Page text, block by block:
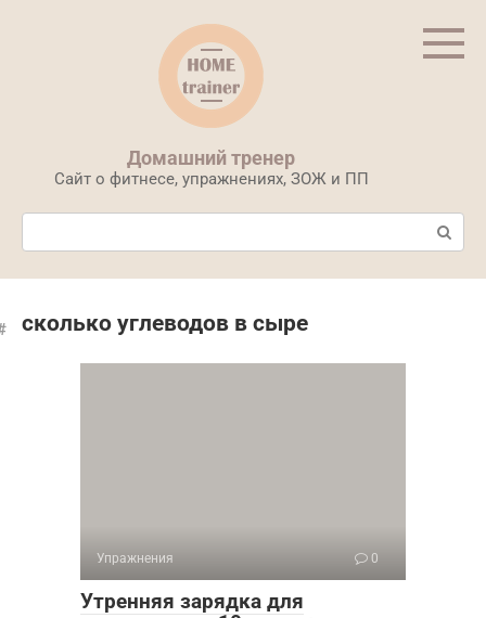
Домашний тренер
Сайт о фитнесе, упражнениях, ЗОЖ и ПП
Поиск:
сколько углеводов в сыре
Упражнения 0
Утренняя зарядка для